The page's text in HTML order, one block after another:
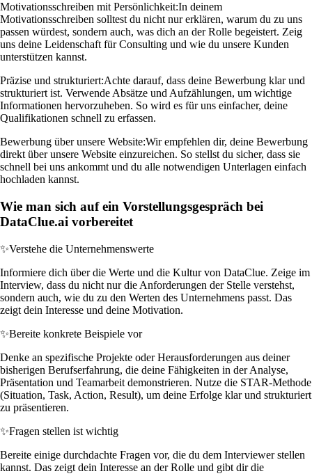
Motivationsschreiben mit Persönlichkeit:In deinem
Motivationsschreiben solltest du nicht nur erklären, warum du zu uns
passen würdest, sondern auch, was dich an der Rolle begeistert. Zeig
uns deine Leidenschaft für Consulting und wie du unsere Kunden
unterstützen kannst.
Präzise und strukturiert:Achte darauf, dass deine Bewerbung klar und
strukturiert ist. Verwende Absätze und Aufzählungen, um wichtige
Informationen hervorzuheben. So wird es für uns einfacher, deine
Qualifikationen schnell zu erfassen.
Bewerbung über unsere Website:Wir empfehlen dir, deine Bewerbung
direkt über unsere Website einzureichen. So stellst du sicher, dass sie
schnell bei uns ankommt und du alle notwendigen Unterlagen einfach
hochladen kannst.
Wie man sich auf ein Vorstellungsgespräch bei
DataClue.ai vorbereitet
✨Verstehe die Unternehmenswerte
Informiere dich über die Werte und die Kultur von DataClue. Zeige im
Interview, dass du nicht nur die Anforderungen der Stelle verstehst,
sondern auch, wie du zu den Werten des Unternehmens passt. Das
zeigt dein Interesse und deine Motivation.
✨Bereite konkrete Beispiele vor
Denke an spezifische Projekte oder Herausforderungen aus deiner
bisherigen Berufserfahrung, die deine Fähigkeiten in der Analyse,
Präsentation und Teamarbeit demonstrieren. Nutze die STAR-Methode
(Situation, Task, Action, Result), um deine Erfolge klar und strukturiert
zu präsentieren.
✨Fragen stellen ist wichtig
Bereite einige durchdachte Fragen vor, die du dem Interviewer stellen
kannst. Das zeigt dein Interesse an der Rolle und gibt dir die